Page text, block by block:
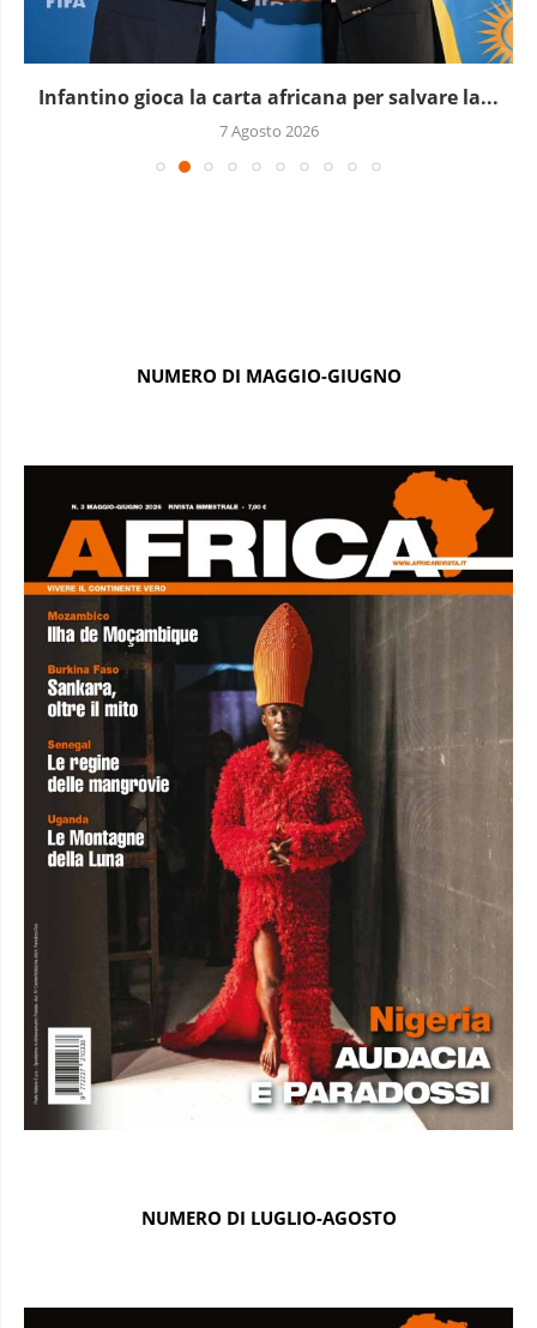
Infantino gioca la carta africana per salvare la...
7 Agosto 2026
NUMERO DI MAGGIO-GIUGNO
NUMERO DI LUGLIO-AGOSTO